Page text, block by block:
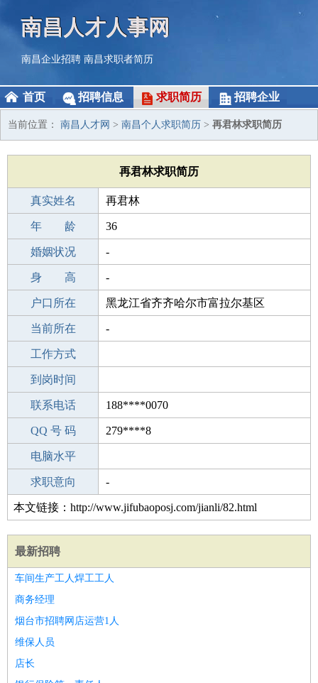
南昌人才人事网
南昌企业招聘 南昌求职者简历
首页 招聘信息 求职简历 招聘企业
当前位置： 南昌人才网 > 南昌个人求职简历 > 再君林求职简历
再君林求职简历
真实姓名 再君林
性 别 男
年 龄 36
出生年月 1990-01-19
婚姻状况 -
学 历 初中
身 高 -
毕业学校 忻州集义庄果园中学
户口所在 黑龙江省齐齐哈尔市富拉尔基区
所学专业 -
当前所在 -
工作经验
工作方式
驾 照
到岗时间
期望月薪
联系电话 188****0070
手机号码 188****0070
QQ 号 码 279****8
微信号码
电脑水平
外语水平
求职意向 -
本文链接：http://www.jifubaoposj.com/jianli/82.html
最新招聘
车间生产工人焊工工人
商务经理
烟台市招聘网店运营1人
维保人员
店长